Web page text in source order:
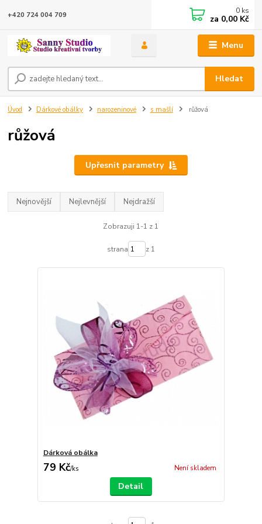
Menu
Hledat
+420 724 004 709 0 ks
za 0,00 Kč
Úvod Dárkové obálky narozeninové s mašlí růžová
růžová
Upřesnit parametry
Nejnovější Nejlevnější Nejdražší
Zobrazuji 1-1 z 1
strana z 1
Dárková obálka
79 Kč/ks Není skladem
Detail